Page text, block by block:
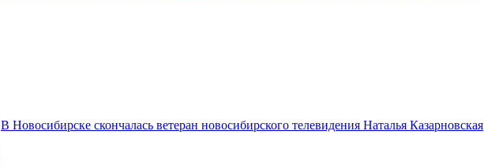
В Новосибирске скончалась ветеран новосибирского телевидения Наталья Казарновская